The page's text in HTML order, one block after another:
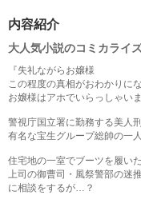
内容紹介
大人気小説のコミカライ
『失礼ながらお嬢様
この程度の真相がおわかりに
お嬢様はアホでいらっしゃいま
警視庁国立署に勤務する美人
有名な宝生グループ総帥の一人
住宅地の一室でブーツを履い
上司の御曹司・風祭警部の迷
に相談をするが…？